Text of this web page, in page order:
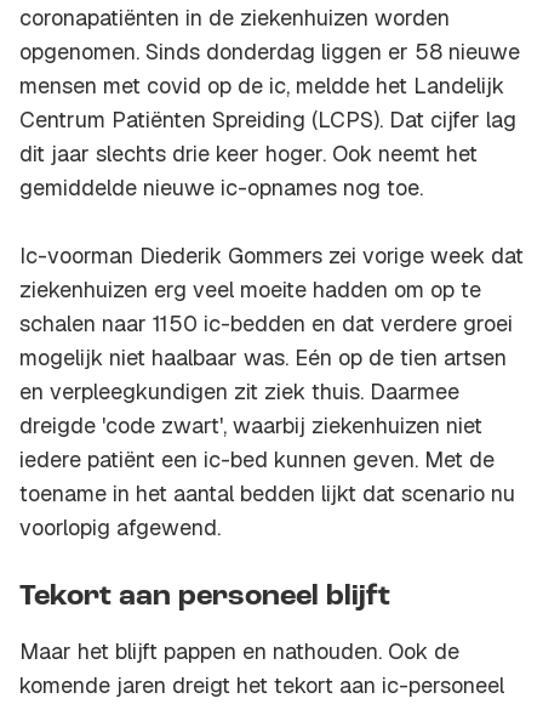
coronapatiënten in de ziekenhuizen worden
opgenomen. Sinds donderdag liggen er 58 nieuwe
mensen met covid op de ic, meldde het Landelijk
Centrum Patiënten Spreiding (LCPS). Dat cijfer lag
dit jaar slechts drie keer hoger. Ook neemt het
gemiddelde nieuwe ic-opnames nog toe.
Ic-voorman Diederik Gommers zei vorige week dat
ziekenhuizen erg veel moeite hadden om op te
schalen naar 1150 ic-bedden en dat verdere groei
mogelijk niet haalbaar was. Eén op de tien artsen
en verpleegkundigen zit ziek thuis. Daarmee
dreigde 'code zwart', waarbij ziekenhuizen niet
iedere patiënt een ic-bed kunnen geven. Met de
toename in het aantal bedden lijkt dat scenario nu
voorlopig afgewend.
Tekort aan personeel blijft
Maar het blijft pappen en nathouden. Ook de
komende jaren dreigt het tekort aan ic-personeel